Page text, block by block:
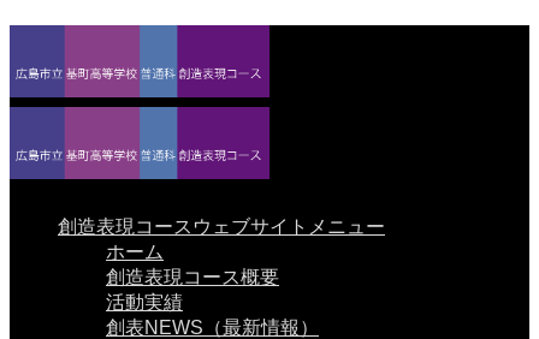
創造表現コースウェブサイトメニュー
ホーム
創造表現コース概要
活動実績
創表NEWS（最新情報）